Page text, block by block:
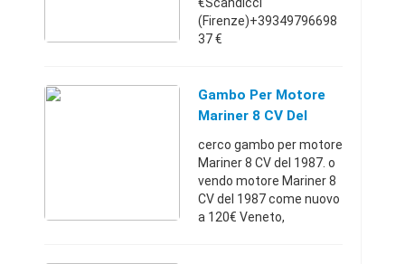
(Firenze)+39349796698
37 €
Gambo Per Motore
Mariner 8 CV Del
cerco gambo per motore
Mariner 8 CV del 1987. o
vendo motore Mariner 8
CV del 1987 come nuovo
a 120€ Veneto,